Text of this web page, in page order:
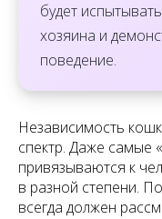
будет
хозяина и
поведение.
Независимость
спектр. Даже самые
привязываются к
в разной степени.
всегда должен